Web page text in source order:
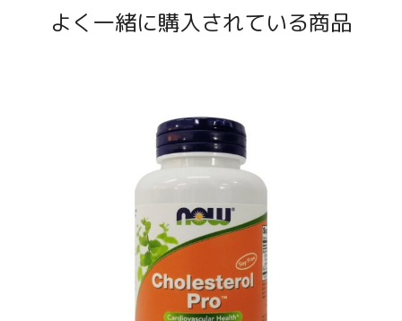
よく一緒に購入されている商品